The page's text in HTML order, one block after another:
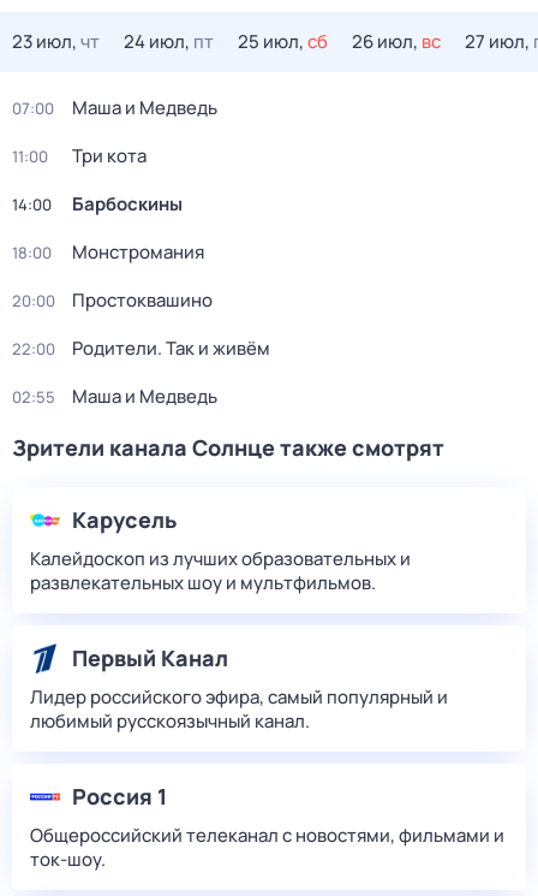
23 июл,чт 24 июл, пт 25 июл,сб 26 июл, вс 27 июл,
07:00 Маша и Медведь
11:00 Три кота
14:00 Барбоскины
18:00 Монстромания
20:00 Простоквашино
22:00 Родители. Так и живём
02:55 Маша и Медведь
Зрители канала Солнце также смотрят
Карусель
Калейдоскоп из лучших образовательных и
развлекательных шоу и мультфильмов.
Первый Канал
Лидер российского эфира, самый популярный и
любимый русскоязычный канал.
Россия 1
Общероссийский телеканал с новостями, фильмами и
ток-шоу.